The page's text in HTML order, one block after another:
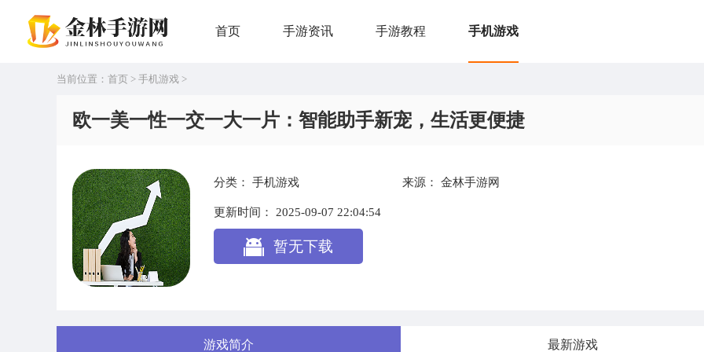
首页 手游资讯 手游教程 手机游戏
当前位置： 首页 > 手机游戏 >
欧一美一性一交一大一片：智能助手新宠，生活更便捷
分类： 手机游戏 来源： 金林手游网
更新时间： 2025-09-07 22:04:54
暂无下载
游戏简介 最新游戏